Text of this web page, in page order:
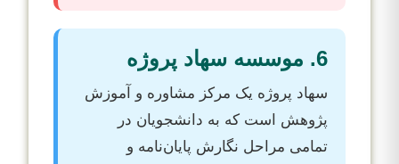
6. موسسه سهاد پروژه
سهاد پروژه یک مرکز مشاوره و آموزش
پژوهش است که به دانشجویان در
تمامی مراحل نگارش پایان‌نامه و